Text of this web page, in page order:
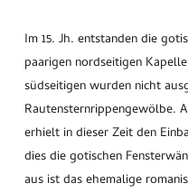
Im 15. Jh. entstanden die
paarigen nordseitigen
südseitigen wurden nicht
Rautensternrippengewölbe.
erhielt in dieser Zeit den
dies die gotischen
aus ist das ehemalige